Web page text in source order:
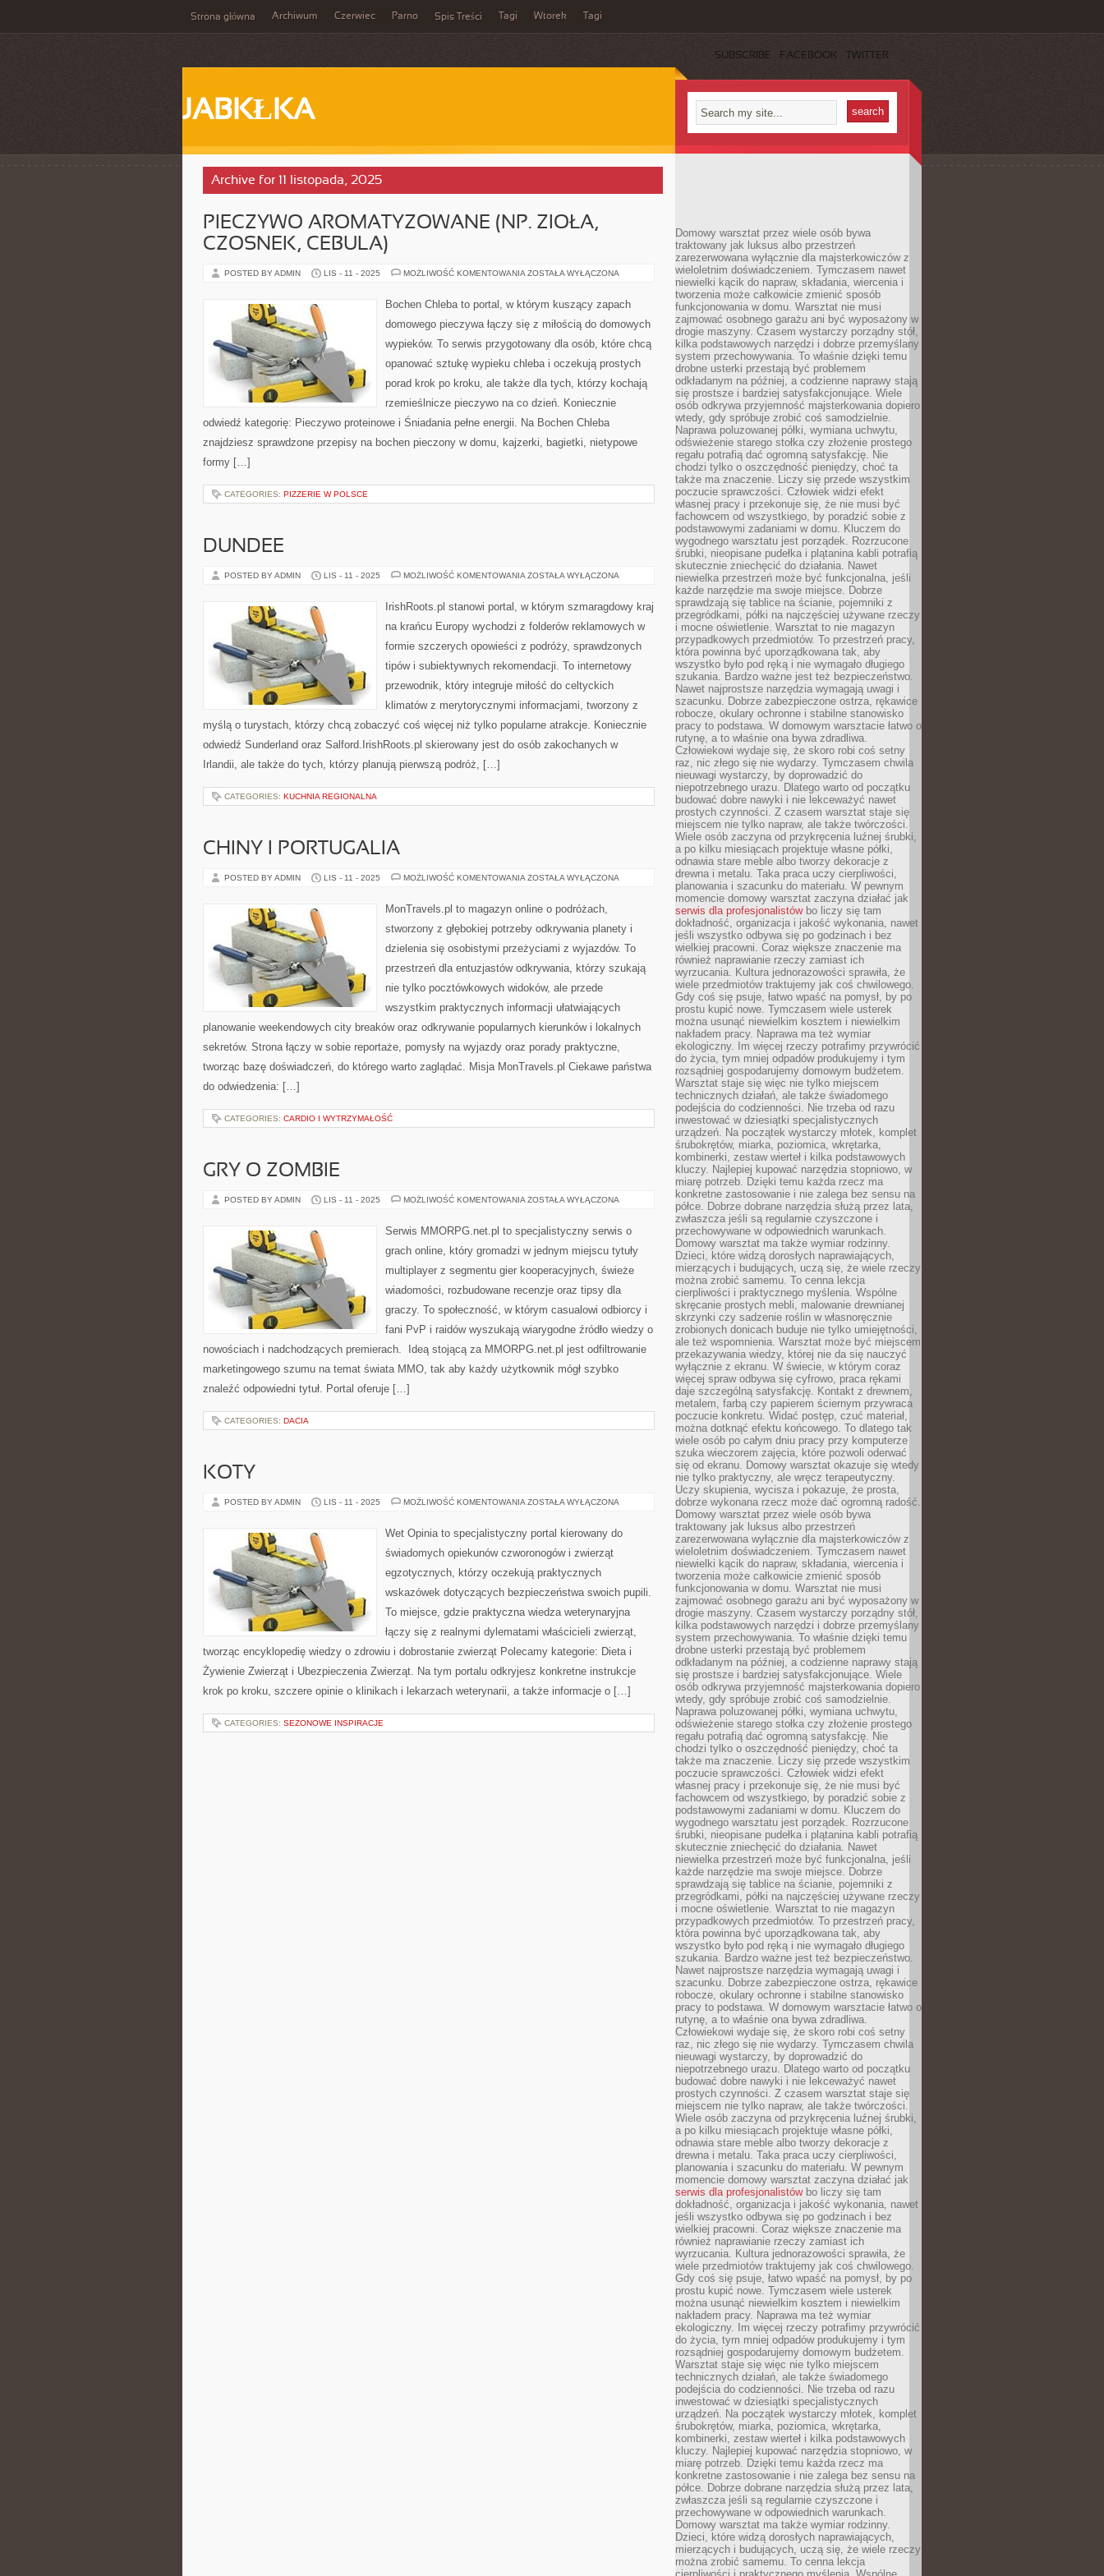
Strona główna Archiwum Czerwiec Parno Spis Treści Tagi Wtorek Tagi
SUBSCRIBE FACEBOOK TWITTER
JABKŁKA
Archive for 11 listopada, 2025
PIECZYWO AROMATYZOWANE (NP. ZIOŁA,
CZOSNEK, CEBULA)
POSTED BY ADMIN LIS - 11 - 2025 MOŻLIWOŚĆ KOMENTOWANIA PIECZYWO
ZIOŁA,
CZOSNEK,
ZOSTAŁA WYŁĄCZONA
Bochen Chleba to portal, w którym kuszący zapach
domowego pieczywa łączy się z miłością do domowych
wypieków. To serwis przygotowany dla osób, które chcą
opanować sztukę wypieku chleba i oczekują prostych
porad krok po kroku, ale także dla tych, którzy kochają
rzemieślnicze pieczywo na co dzień. Koniecznie
odwiedź kategorię: Pieczywo proteinowe i Śniadania pełne energii. Na Bochen Chleba
znajdziesz sprawdzone przepisy na bochen pieczony w domu, kajzerki, bagietki, nietypowe
formy […]
CATEGORIES: PIZZERIE W POLSCE
DUNDEE
POSTED BY ADMIN LIS - 11 - 2025 MOŻLIWOŚĆ KOMENTOWANIA DUNDEE
ZOSTAŁA WYŁĄCZONA
IrishRoots.pl stanowi portal, w którym szmaragdowy kraj
na krańcu Europy wychodzi z folderów reklamowych w
formie szczerych opowieści z podróży, sprawdzonych
tipów i subiektywnych rekomendacji. To internetowy
przewodnik, który integruje miłość do celtyckich
klimatów z merytorycznymi informacjami, tworzony z
myślą o turystach, którzy chcą zobaczyć coś więcej niż tylko popularne atrakcje. Koniecznie
odwiedź Sunderland oraz Salford.IrishRoots.pl skierowany jest do osób zakochanych w
Irlandii, ale także do tych, którzy planują pierwszą podróż, […]
CATEGORIES: KUCHNIA REGIONALNA
CHINY I PORTUGALIA
POSTED BY ADMIN LIS - 11 - 2025 MOŻLIWOŚĆ KOMENTOWANIA CHINY
ZOSTAŁA WYŁĄCZONA
MonTravels.pl to magazyn online o podróżach,
stworzony z głębokiej potrzeby odkrywania planety i
dzielenia się osobistymi przeżyciami z wyjazdów. To
przestrzeń dla entuzjastów odkrywania, którzy szukają
nie tylko pocztówkowych widoków, ale przede
wszystkim praktycznych informacji ułatwiających
planowanie weekendowych city breaków oraz odkrywanie popularnych kierunków i lokalnych
sekretów. Strona łączy w sobie reportaże, pomysły na wyjazdy oraz porady praktyczne,
tworząc bazę doświadczeń, do którego warto zaglądać. Misja MonTravels.pl Ciekawe państwa
do odwiedzenia: […]
CATEGORIES: CARDIO I WYTRZYMAŁOŚĆ
GRY O ZOMBIE
POSTED BY ADMIN LIS - 11 - 2025 MOŻLIWOŚĆ KOMENTOWANIA GRY
ZOSTAŁA WYŁĄCZONA
Serwis MMORPG.net.pl to specjalistyczny serwis o
grach online, który gromadzi w jednym miejscu tytuły
multiplayer z segmentu gier kooperacyjnych, świeże
wiadomości, rozbudowane recenzje oraz tipsy dla
graczy. To społeczność, w którym casualowi odbiorcy i
fani PvP i raidów wyszukają wiarygodne źródło wiedzy o
nowościach i nadchodzących premierach. Ideą stojącą za MMORPG.net.pl jest odfiltrowanie
marketingowego szumu na temat świata MMO, tak aby każdy użytkownik mógł szybko
znaleźć odpowiedni tytuł. Portal oferuje […]
CATEGORIES: DACIA
KOTY
POSTED BY ADMIN LIS - 11 - 2025 MOŻLIWOŚĆ KOMENTOWANIA KOTY
ZOSTAŁA WYŁĄCZONA
Wet Opinia to specjalistyczny portal kierowany do
świadomych opiekunów czworonogów i zwierząt
egzotycznych, którzy oczekują praktycznych
wskazówek dotyczących bezpieczeństwa swoich pupili.
To miejsce, gdzie praktyczna wiedza weterynaryjna
łączy się z realnymi dylematami właścicieli zwierząt,
tworząc encyklopedię wiedzy o zdrowiu i dobrostanie zwierząt Polecamy kategorie: Dieta i
Żywienie Zwierząt i Ubezpieczenia Zwierząt. Na tym portalu odkryjesz konkretne instrukcje
krok po kroku, szczere opinie o klinikach i lekarzach weterynarii, a także informacje o […]
CATEGORIES: SEZONOWE INSPIRACJE
Domowy warsztat przez wiele osób bywa
traktowany jak luksus albo przestrzeń
zarezerwowana wyłącznie dla majsterkowiczów z
wieloletnim doświadczeniem. Tymczasem nawet
niewielki kącik do napraw, składania, wiercenia i
tworzenia może całkowicie zmienić sposób
funkcjonowania w domu. Warsztat nie musi
zajmować osobnego garażu ani być wyposażony w
drogie maszyny. Czasem wystarczy porządny stół,
kilka podstawowych narzędzi i dobrze przemyślany
system przechowywania. To właśnie dzięki temu
drobne usterki przestają być problemem
odkładanym na później, a codzienne naprawy stają
się prostsze i bardziej satysfakcjonujące. Wiele
osób odkrywa przyjemność majsterkowania dopiero
wtedy, gdy spróbuje zrobić coś samodzielnie.
Naprawa poluzowanej półki, wymiana uchwytu,
odświeżenie starego stołka czy złożenie prostego
regału potrafią dać ogromną satysfakcję. Nie
chodzi tylko o oszczędność pieniędzy, choć ta
także ma znaczenie. Liczy się przede wszystkim
poczucie sprawczości. Człowiek widzi efekt
własnej pracy i przekonuje się, że nie musi być
fachowcem od wszystkiego, by poradzić sobie z
podstawowymi zadaniami w domu. Kluczem do
wygodnego warsztatu jest porządek. Rozrzucone
śrubki, nieopisane pudełka i plątanina kabli potrafią
skutecznie zniechęcić do działania. Nawet
niewielka przestrzeń może być funkcjonalna, jeśli
każde narzędzie ma swoje miejsce. Dobrze
sprawdzają się tablice na ścianie, pojemniki z
przegródkami, półki na najczęściej używane rzeczy
i mocne oświetlenie. Warsztat to nie magazyn
przypadkowych przedmiotów. To przestrzeń pracy,
która powinna być uporządkowana tak, aby
wszystko było pod ręką i nie wymagało długiego
szukania. Bardzo ważne jest też bezpieczeństwo.
Nawet najprostsze narzędzia wymagają uwagi i
szacunku. Dobrze zabezpieczone ostrza, rękawice
robocze, okulary ochronne i stabilne stanowisko
pracy to podstawa. W domowym warsztacie łatwo o
rutynę, a to właśnie ona bywa zdradliwa.
Człowiekowi wydaje się, że skoro robi coś setny
raz, nic złego się nie wydarzy. Tymczasem chwila
nieuwagi wystarczy, by doprowadzić do
niepotrzebnego urazu. Dlatego warto od początku
budować dobre nawyki i nie lekceważyć nawet
prostych czynności. Z czasem warsztat staje się
miejscem nie tylko napraw, ale także twórczości.
Wiele osób zaczyna od przykręcenia luźnej śrubki,
a po kilku miesiącach projektuje własne półki,
odnawia stare meble albo tworzy dekoracje z
drewna i metalu. Taka praca uczy cierpliwości,
planowania i szacunku do materiału. W pewnym
momencie domowy warsztat zaczyna działać jak
serwis dla profesjonalistówbo liczy się tam
dokładność, organizacja i jakość wykonania, nawet
jeśli wszystko odbywa się po godzinach i bez
wielkiej pracowni. Coraz większe znaczenie ma
również naprawianie rzeczy zamiast ich
wyrzucania. Kultura jednorazowości sprawiła, że
wiele przedmiotów traktujemy jak coś chwilowego.
Gdy coś się psuje, łatwo wpaść na pomysł, by po
prostu kupić nowe. Tymczasem wiele usterek
można usunąć niewielkim kosztem i niewielkim
nakładem pracy. Naprawa ma też wymiar
ekologiczny. Im więcej rzeczy potrafimy przywrócić
do życia, tym mniej odpadów produkujemy i tym
rozsądniej gospodarujemy domowym budżetem.
Warsztat staje się więc nie tylko miejscem
technicznych działań, ale także świadomego
podejścia do codzienności. Nie trzeba od razu
inwestować w dziesiątki specjalistycznych
urządzeń. Na początek wystarczy młotek, komplet
śrubokrętów, miarka, poziomica, wkrętarka,
kombinerki, zestaw wierteł i kilka podstawowych
kluczy. Najlepiej kupować narzędzia stopniowo, w
miarę potrzeb. Dzięki temu każda rzecz ma
konkretne zastosowanie i nie zalega bez sensu na
półce. Dobrze dobrane narzędzia służą przez lata,
zwłaszcza jeśli są regularnie czyszczone i
przechowywane w odpowiednich warunkach.
Domowy warsztat ma także wymiar rodzinny.
Dzieci, które widzą dorosłych naprawiających,
mierzących i budujących, uczą się, że wiele rzeczy
można zrobić samemu. To cenna lekcja
cierpliwości i praktycznego myślenia. Wspólne
skręcanie prostych mebli, malowanie drewnianej
skrzynki czy sadzenie roślin w własnoręcznie
zrobionych donicach buduje nie tylko umiejętności,
ale też wspomnienia. Warsztat może być miejscem
przekazywania wiedzy, której nie da się nauczyć
wyłącznie z ekranu. W świecie, w którym coraz
więcej spraw odbywa się cyfrowo, praca rękami
daje szczególną satysfakcję. Kontakt z drewnem,
metalem, farbą czy papierem ściernym przywraca
poczucie konkretu. Widać postęp, czuć materiał,
można dotknąć efektu końcowego. To dlatego tak
wiele osób po całym dniu pracy przy komputerze
szuka wieczorem zajęcia, które pozwoli oderwać
się od ekranu. Domowy warsztat okazuje się wtedy
nie tylko praktyczny, ale wręcz terapeutyczny.
Uczy skupienia, wycisza i pokazuje, że prosta,
dobrze wykonana rzecz może dać ogromną radość.
Domowy warsztat przez wiele osób bywa
traktowany jak luksus albo przestrzeń
zarezerwowana wyłącznie dla majsterkowiczów z
wieloletnim doświadczeniem. Tymczasem nawet
niewielki kącik do napraw, składania, wiercenia i
tworzenia może całkowicie zmienić sposób
funkcjonowania w domu. Warsztat nie musi
zajmować osobnego garażu ani być wyposażony w
drogie maszyny. Czasem wystarczy porządny stół,
kilka podstawowych narzędzi i dobrze przemyślany
system przechowywania. To właśnie dzięki temu
drobne usterki przestają być problemem
odkładanym na później, a codzienne naprawy stają
się prostsze i bardziej satysfakcjonujące. Wiele
osób odkrywa przyjemność majsterkowania dopiero
wtedy, gdy spróbuje zrobić coś samodzielnie.
Naprawa poluzowanej półki, wymiana uchwytu,
odświeżenie starego stołka czy złożenie prostego
regału potrafią dać ogromną satysfakcję. Nie
chodzi tylko o oszczędność pieniędzy, choć ta
także ma znaczenie. Liczy się przede wszystkim
poczucie sprawczości. Człowiek widzi efekt
własnej pracy i przekonuje się, że nie musi być
fachowcem od wszystkiego, by poradzić sobie z
podstawowymi zadaniami w domu. Kluczem do
wygodnego warsztatu jest porządek. Rozrzucone
śrubki, nieopisane pudełka i plątanina kabli potrafią
skutecznie zniechęcić do działania. Nawet
niewielka przestrzeń może być funkcjonalna, jeśli
każde narzędzie ma swoje miejsce. Dobrze
sprawdzają się tablice na ścianie, pojemniki z
przegródkami, półki na najczęściej używane rzeczy
i mocne oświetlenie. Warsztat to nie magazyn
przypadkowych przedmiotów. To przestrzeń pracy,
która powinna być uporządkowana tak, aby
wszystko było pod ręką i nie wymagało długiego
szukania. Bardzo ważne jest też bezpieczeństwo.
Nawet najprostsze narzędzia wymagają uwagi i
szacunku. Dobrze zabezpieczone ostrza, rękawice
robocze, okulary ochronne i stabilne stanowisko
pracy to podstawa. W domowym warsztacie łatwo o
rutynę, a to właśnie ona bywa zdradliwa.
Człowiekowi wydaje się, że skoro robi coś setny
raz, nic złego się nie wydarzy. Tymczasem chwila
nieuwagi wystarczy, by doprowadzić do
niepotrzebnego urazu. Dlatego warto od początku
budować dobre nawyki i nie lekceważyć nawet
prostych czynności. Z czasem warsztat staje się
miejscem nie tylko napraw, ale także twórczości.
Wiele osób zaczyna od przykręcenia luźnej śrubki,
a po kilku miesiącach projektuje własne półki,
odnawia stare meble albo tworzy dekoracje z
drewna i metalu. Taka praca uczy cierpliwości,
planowania i szacunku do materiału. W pewnym
momencie domowy warsztat zaczyna działać jak
serwis dla profesjonalistówbo liczy się tam
dokładność, organizacja i jakość wykonania, nawet
jeśli wszystko odbywa się po godzinach i bez
wielkiej pracowni. Coraz większe znaczenie ma
również naprawianie rzeczy zamiast ich
wyrzucania. Kultura jednorazowości sprawiła, że
wiele przedmiotów traktujemy jak coś chwilowego.
Gdy coś się psuje, łatwo wpaść na pomysł, by po
prostu kupić nowe. Tymczasem wiele usterek
można usunąć niewielkim kosztem i niewielkim
nakładem pracy. Naprawa ma też wymiar
ekologiczny. Im więcej rzeczy potrafimy przywrócić
do życia, tym mniej odpadów produkujemy i tym
rozsądniej gospodarujemy domowym budżetem.
Warsztat staje się więc nie tylko miejscem
technicznych działań, ale także świadomego
podejścia do codzienności. Nie trzeba od razu
inwestować w dziesiątki specjalistycznych
urządzeń. Na początek wystarczy młotek, komplet
śrubokrętów, miarka, poziomica, wkrętarka,
kombinerki, zestaw wierteł i kilka podstawowych
kluczy. Najlepiej kupować narzędzia stopniowo, w
miarę potrzeb. Dzięki temu każda rzecz ma
konkretne zastosowanie i nie zalega bez sensu na
półce. Dobrze dobrane narzędzia służą przez lata,
zwłaszcza jeśli są regularnie czyszczone i
przechowywane w odpowiednich warunkach.
Domowy warsztat ma także wymiar rodzinny.
Dzieci, które widzą dorosłych naprawiających,
mierzących i budujących, uczą się, że wiele rzeczy
można zrobić samemu. To cenna lekcja